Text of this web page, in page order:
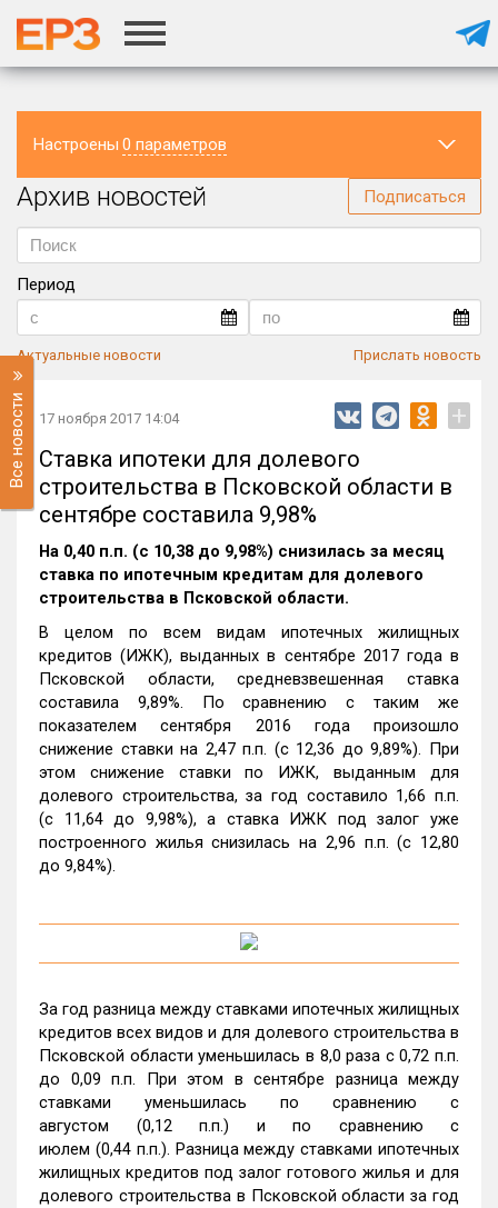
Настроены 0 параметров
Регион
Архив новостей Подписаться
Период
Актуальные новости Прислать новость
Все новости 17 ноября 2017 14:04 +
Ставка ипотеки для долевого
строительства в Псковской области в
сентябре составила 9,98%
На 0,40 п.п. (с 10,38 до 9,98%) снизилась за месяц
ставка по ипотечным кредитам для долевого
строительства в Псковской области.
В целом по всем видам ипотечных жилищных
кредитов (ИЖК), выданных в сентябре 2017 года в
Псковской области, средневзвешенная ставка
составила 9,89%. По сравнению с таким же
показателем сентября 2016 года произошло
снижение ставки на 2,47 п.п. (с 12,36 до 9,89%). При
этом снижение ставки по ИЖК, выданным для
долевого строительства, за год составило 1,66 п.п.
(с 11,64 до 9,98%), а ставка ИЖК под залог уже
построенного жилья снизилась на 2,96 п.п. (с 12,80
до 9,84%).
За год разница между ставками ипотечных жилищных
кредитов всех видов и для долевого строительства в
Псковской области уменьшилась в 8,0 раза с 0,72 п.п.
до 0,09 п.п. При этом в сентябре разница между
ставками уменьшилась по сравнению с
августом (0,12 п.п.) и по сравнению с
июлем (0,44 п.п.). Разница между ставками ипотечных
жилищных кредитов под залог готового жилья и для
долевого строительства в Псковской области за год